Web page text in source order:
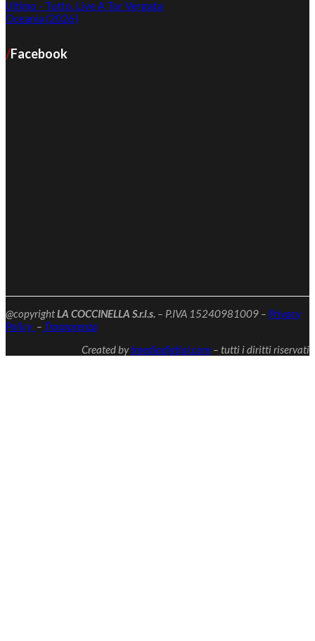
Ultimo - Tutto. Live A Tor Vergata
Oceania (2026)
Facebook
@copyrightLA COCCINELLA S.r.l.s. – P.IVA 15240981009 – Privacy
Policy – Trasparenza
Created bytmediadigtial.com – tutti i diritti riservati